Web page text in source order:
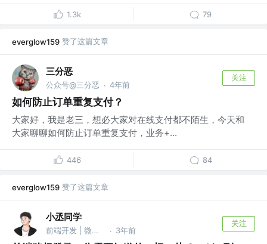
1.3k 79
everglow159 赞了这篇文章
三分恶
公众号@三分恶 · 4年前
关注
如何防止订单重复支付？
大家好，我是老三，想必大家对在线支付都不陌生，今天和
大家聊聊如何防止订单重复支付，业务+...
446 84
everglow159 赞了这篇文章
小丞同学
前端开发 | 微信：Ljc-10c @字节跳动 · 3年前
关注